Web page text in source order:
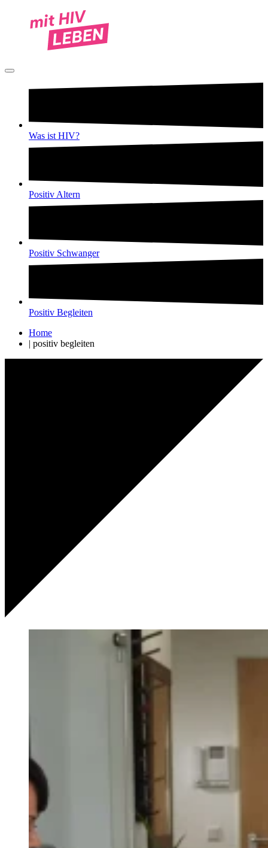
Was ist HIV?
Positiv Altern
Positiv Schwanger
Positiv Begleiten
Home
| positiv begleiten